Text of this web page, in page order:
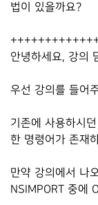
법이 있을까요?
안녕하세요, 강의
우선 강의를 들어
기존에 사용하시
한 명령어가 존재
만약 강의에서 나
NSIMPORT 중에